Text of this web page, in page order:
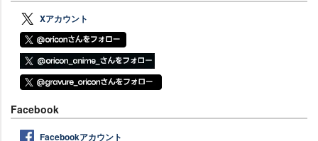
Xアカウント
Facebook
Facebookアカウント